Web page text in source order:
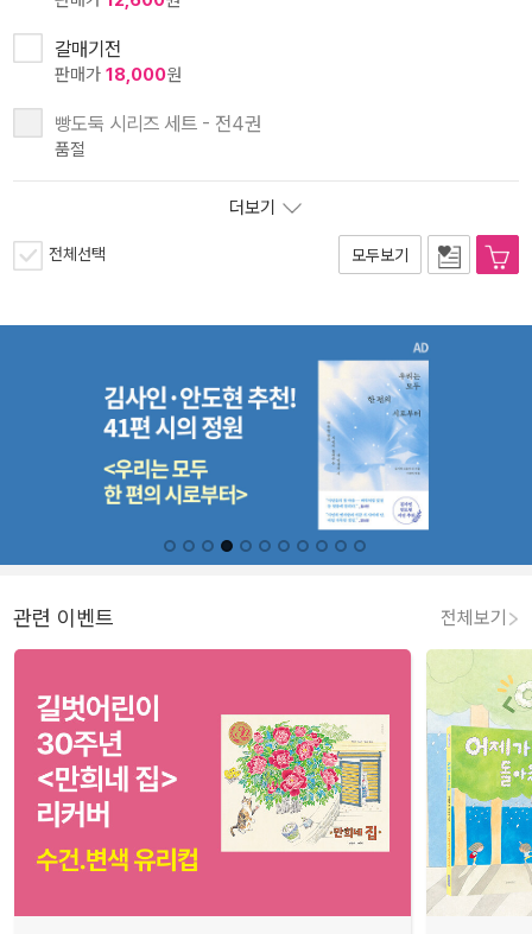
갈매기전
판매가 18,000원
빵도둑 시리즈 세트 - 전4권
품절
더보기
전체선택 모두보기
관련 이벤트 전체보기